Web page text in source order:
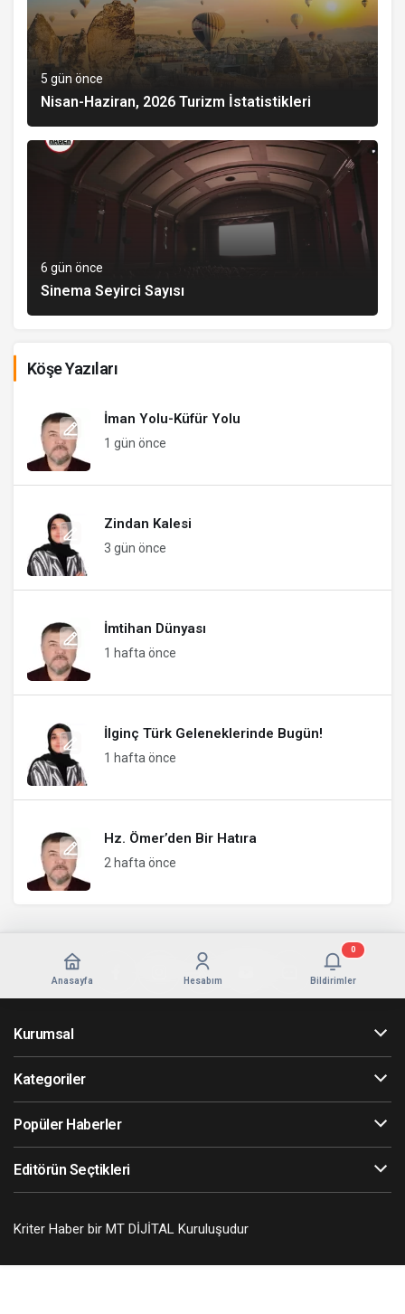
5 gün önce
Nisan-Haziran, 2026 Turizm İstatistikleri
6 gün önce
Sinema Seyirci Sayısı
Köşe Yazıları
İman Yolu-Küfür Yolu
1 gün önce
Zindan Kalesi
3 gün önce
İmtihan Dünyası
1 hafta önce
İlginç Türk Geleneklerinde Bugün!
1 hafta önce
Hz. Ömer’den Bir Hatıra
2 hafta önce
Anasayfa Hesabım Bildirimler
0
Kurumsal
Kategoriler
Popüler Haberler
Editörün Seçtikleri
Kriter Haber bir MT DİJİTAL Kuruluşudur